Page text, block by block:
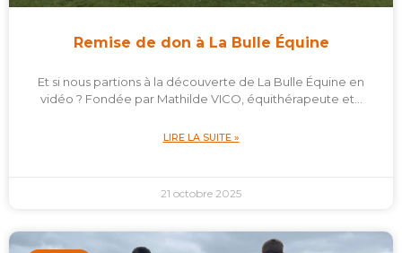
Remise de don à La Bulle Équine
Et si nous partions à la découverte de La Bulle Équine en
vidéo ? Fondée par Mathilde VICO, équithérapeute et…
LIRE LA SUITE »
21 octobre 2025